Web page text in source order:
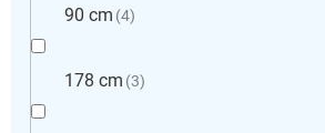
90 cm 4
178 cm 3